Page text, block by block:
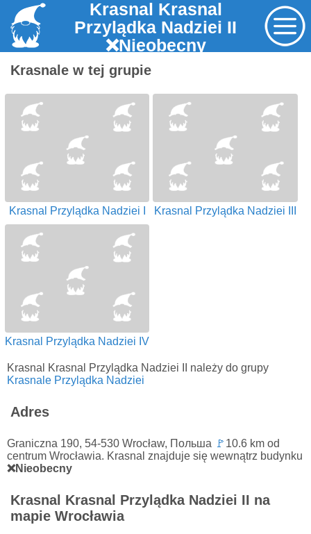
Krasnal Krasnal
Przylądka Nadziei II
❌Nieobecny
Krasnale w tej grupie
Krasnal Przylądka Nadziei I Krasnal Przylądka Nadziei III
Krasnal Przylądka Nadziei IV
Krasnal Krasnal Przylądka Nadziei II należy do grupy
Krasnale Przylądka Nadziei
Adres
Graniczna 190, 54-530 Wrocław, Польша 🚩 10.6 km od
centrum Wrocławia. Krasnal znajduje się wewnątrz budynku
❌Nieobecny
Krasnal Krasnal Przylądka Nadziei II na
mapie Wrocławia